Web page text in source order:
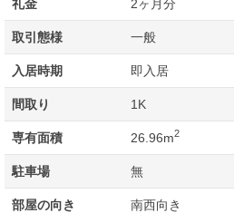
礼金 2ヶ月分
取引態様 一般
入居時期 即入居
間取り 1K
専有面積 26.96m2
駐車場 無
部屋の向き 南西向き